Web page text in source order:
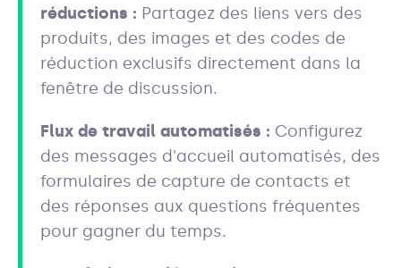
réductions : Partagez des liens vers des
produits, des images et des codes de
réduction exclusifs directement dans la
fenêtre de discussion.
Flux de travail automatisés : Configurez
des messages d'accueil automatisés, des
formulaires de capture de contacts et
des réponses aux questions fréquentes
pour gagner du temps.